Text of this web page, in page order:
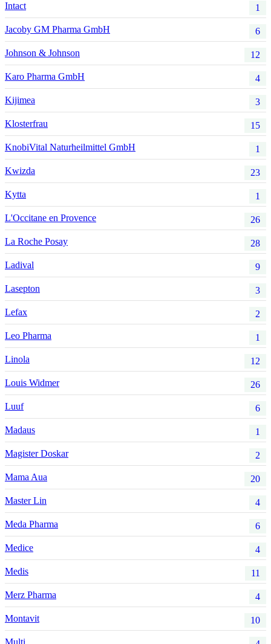
Intact 1
Jacoby GM Pharma GmbH 6
Johnson & Johnson 12
Karo Pharma GmbH 4
Kijimea 3
Klosterfrau 15
KnobiVital Naturheilmittel GmbH 1
Kwizda 23
Kytta 1
L'Occitane en Provence 26
La Roche Posay 28
Ladival 9
Lasepton 3
Lefax 2
Leo Pharma 1
Linola 12
Louis Widmer 26
Luuf 6
Madaus 1
Magister Doskar 2
Mama Aua 20
Master Lin 4
Meda Pharma 6
Medice 4
Medis 11
Merz Pharma 4
Montavit 10